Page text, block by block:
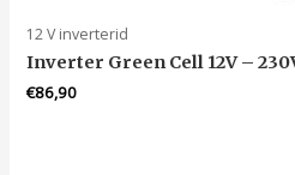
12 V inverterid
Inverter Green Cell 12V –
€86,90